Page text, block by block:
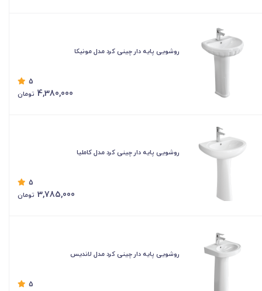
روشویی پایه دار چینی کرد مدل مونیکا
5
4,380,000 تومان
روشویی پایه دار چینی کرد مدل کاملیا
5
3,785,000 تومان
روشویی پایه دار چینی کرد مدل لاندیس
5